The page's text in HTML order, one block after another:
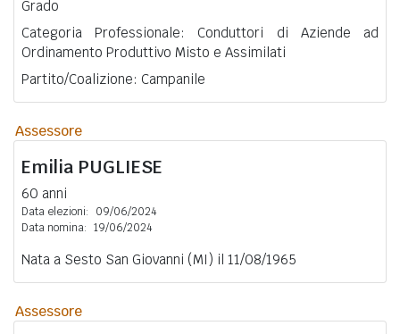
Grado
Categoria Professionale: Conduttori di Aziende ad
Ordinamento Produttivo Misto e Assimilati
Partito/Coalizione: Campanile
Assessore
Emilia PUGLIESE
60 anni
Data elezioni:
09/06/2024
Data nomina: 19/06/2024
Nata a Sesto San Giovanni (MI) il 11/08/1965
Assessore